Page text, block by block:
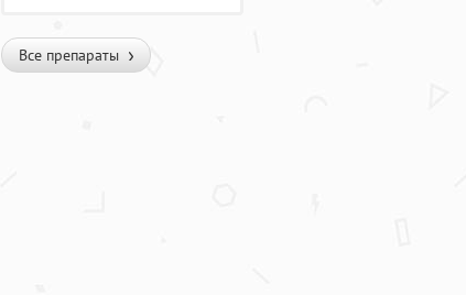
Все препараты